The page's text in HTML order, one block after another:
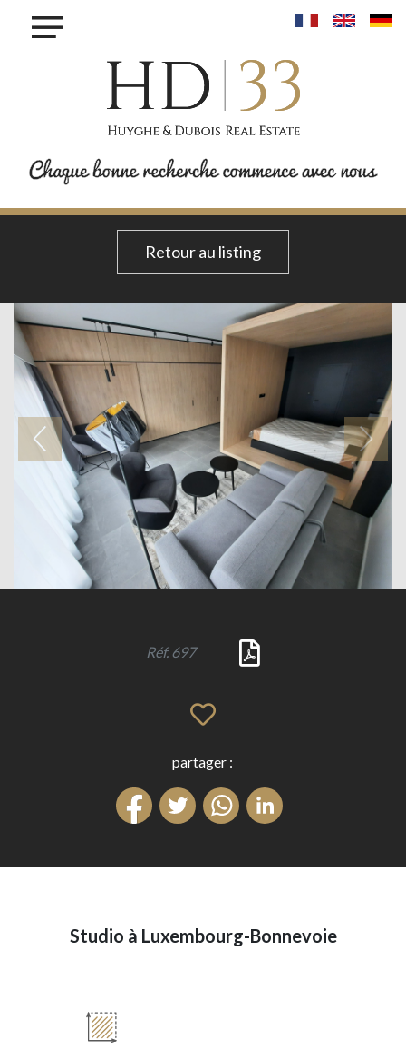
×
INVESTIR
PROJET KROUN - MAMER
PROJET PHOENIX - BONNEVOIE
PROJET VAUBAN LUXEMBOURG-PFAFFENTHALL
BLOG
CONTACT
Retour au listing
Réf. 697
partager :
Studio à Luxembourg-Bonnevoie